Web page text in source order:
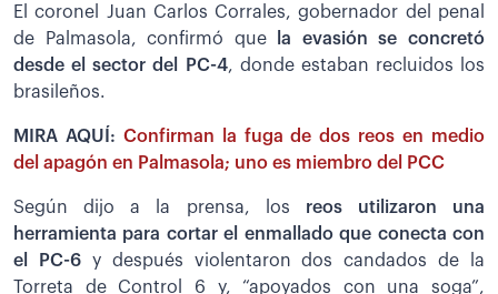
El coronel Juan Carlos Corrales, gobernador del penal
de Palmasola, confirmó que
la evasión se concretó
desde el sector del PC-4, donde estaban recluidos los
brasileños.
MIRA AQUÍ: Confirman la fuga de dos reos en medio
del apagón en Palmasola; uno es miembro del PCC
Según dijo a la prensa, los reos utilizaron una
herramienta para cortar el enmallado que conecta con
el PC-6 y después violentaron dos candados de la
Torreta de Control 6 y, “apoyados con una soga”,